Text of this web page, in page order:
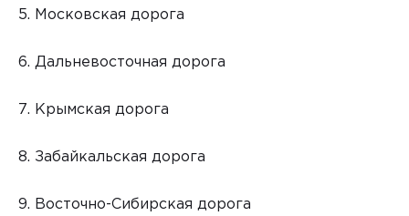
5. Московская дорога
6. Дальневосточная дорога
7. Крымская дорога
8. Забайкальская дорога
9. Восточно-Сибирская дорога